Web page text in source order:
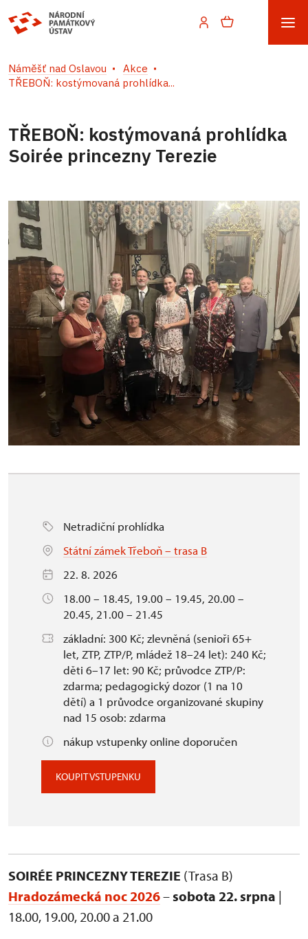
Náměšť nad Oslavou
Akce
TŘEBOŇ: kostýmovaná prohlídka...
TŘEBOŇ: kostýmovaná prohlídka
Soirée princezny Terezie
Netradiční prohlídka
Státní zámek Třeboň – trasa B
22. 8. 2026
18.00 – 18.45, 19.00 – 19.45, 20.00 –
20.45, 21.00 – 21.45
základní: 300 Kč; zlevněná (senioři 65+
let, ZTP, ZTP/P, mládež 18–24 let): 240 Kč;
děti 6–17 let: 90 Kč; průvodce ZTP/P:
zdarma; pedagogický dozor (1 na 10
dětí) a 1 průvodce organizované skupiny
nad 15 osob: zdarma
nákup vstupenky online doporučen
KOUPIT VSTUPENKU
SOIRÉE PRINCEZNY TEREZIE (Trasa B)
Hradozámecká noc 2026–sobota 22. srpna |
18.00, 19.00, 20.00 a 21.00